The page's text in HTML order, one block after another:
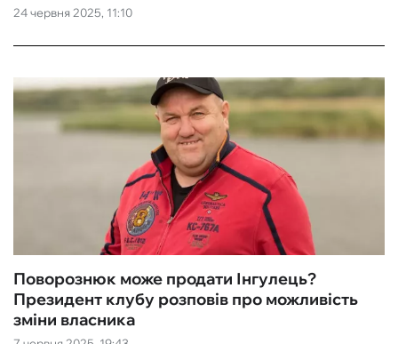
24 червня 2025, 11:10
Поворознюк може продати Інгулець?
Президент клубу розповів про можливість
зміни власника